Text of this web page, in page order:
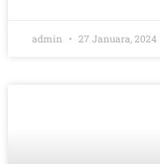
admin 27 Januara, 2024